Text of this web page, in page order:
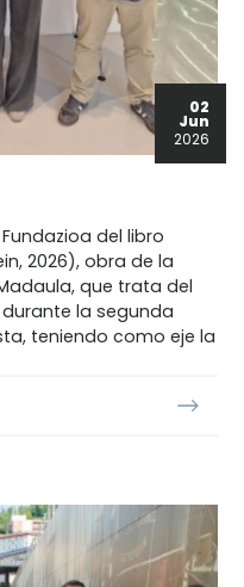
02
Jun
2026
del libro
2026), obra de la
que trata del
la segunda
teniendo como eje la